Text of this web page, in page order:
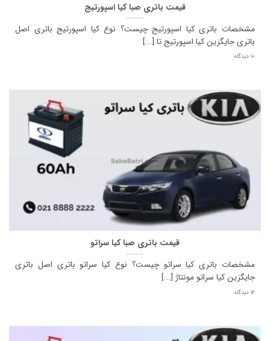
قیمت باتری صبا کیا اسپورتیج
مشخصات باتری کیا اسپورتیج چیست؟ نوع کیا اسپورتیج باتری اصل
باتری جایگزین کیا اسپورتیج تا [...]
10 دیدگاه
قیمت باتری صبا کیا سراتو
مشخصات باتری کیا سراتو چیست؟ نوع کیا سراتو باتری اصل باتری
جایگزین کیا سراتو مونتاژ [...]
12 دیدگاه